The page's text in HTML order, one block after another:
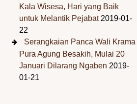
Kala Wisesa, Hari yang Baik
untuk Melantik Pejabat 2019-01-
22
Serangkaian Panca Wali Krama
Pura Agung Besakih, Mulai 20
Januari Dilarang Ngaben 2019-
01-21